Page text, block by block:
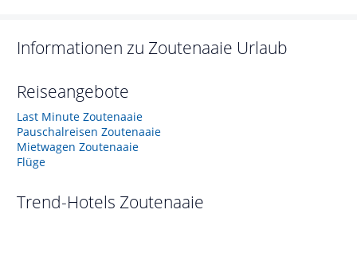
Informationen zu Zoutenaaie Urlaub
Reiseangebote
Last Minute Zoutenaaie
Pauschalreisen Zoutenaaie
Mietwagen Zoutenaaie
Flüge
Trend-Hotels Zoutenaaie